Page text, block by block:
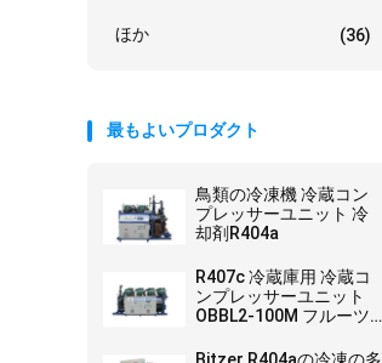
ほか (36)
最もよいプロダクト
鳥類の冷凍機 冷蔵コン
プレッサーユニット 冷
却剤R404a
R407c 冷蔵庫用 冷蔵コ
ンプレッサーユニット
OBBL2-100M フルーツ